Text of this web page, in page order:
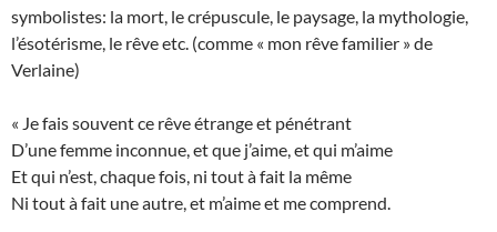
symbolistes: la mort, le crépuscule, le paysage, la mythologie,
l’ésotérisme, le rêve etc. (comme « mon rêve familier » de
Verlaine)
« Je fais souvent ce rêve étrange et pénétrant
D’une femme inconnue, et que j’aime, et qui m’aime
Et qui n’est, chaque fois, ni tout à fait la même
Ni tout à fait une autre, et m’aime et me comprend.